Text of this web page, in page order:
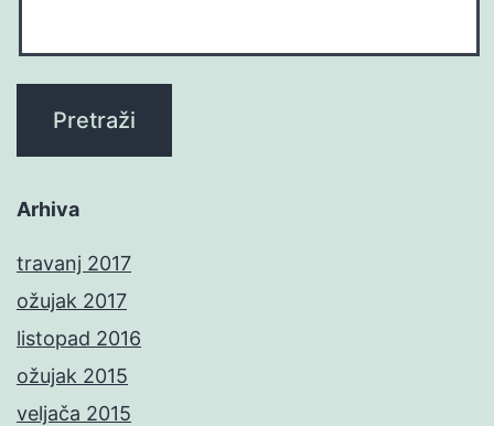
Arhiva
travanj 2017
ožujak 2017
listopad 2016
ožujak 2015
veljača 2015